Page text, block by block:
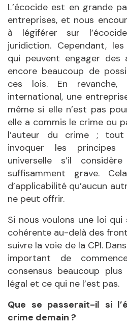
L’écocide est en grande
entreprises, et nous
à légiférer sur
juridiction. Cependant,
qui peuvent engager des
encore beaucoup de
ces lois. En
international, une
même si elle n’est pas
elle a commis le crime ou
l’auteur du crime ;
invoquer les
universelle s’il
suffisamment grave.
d’applicabilité qu’aucun
ne peut offrir.
Si nous voulons une loi qui
cohérente au-delà des
suivre la voie de la CPI.
important de
consensus beaucoup
légal et ce qui ne l’est pas.
Que se passerait-il si
crime demain ?